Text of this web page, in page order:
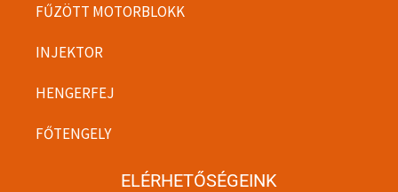
FŰZÖTT MOTORBLOKK
INJEKTOR
HENGERFEJ
FŐTENGELY
ELÉRHETŐSÉGEINK